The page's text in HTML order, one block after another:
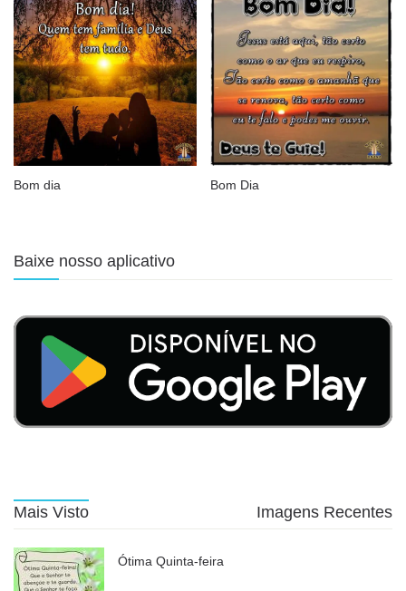
Bom dia Bom Dia
Baixe nosso aplicativo
Mais Visto Imagens Recentes
Ótima Quinta-feira